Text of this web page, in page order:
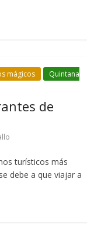
mágicos
Quintana
de
turísticos más
debe a que viajar a